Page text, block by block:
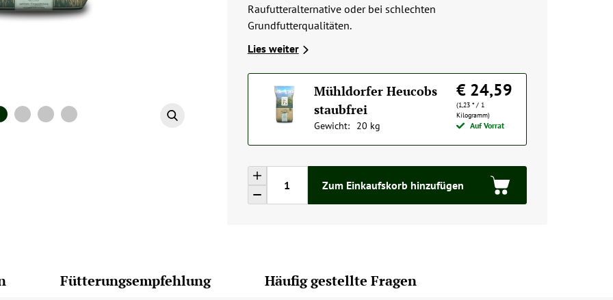
Raufutteralternative oder bei schlechten
Grundfutterqualitäten.
Lies weiter
Mühldorfer Heucobs
staubfrei
Gewicht: 20 kg
€ 24,59
(1,23 * / 1
Kilogramm)
Auf Vorrat
Zum Einkaufskorb hinzufügen
Fütterungsempfehlung Häufig gestellte Fragen